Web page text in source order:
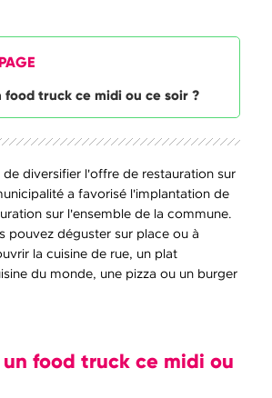
truck ce midi ou ce soir ?
de diversifier l'offre de restauration sur
a favorisé l'implantation de
sur l'ensemble de la commune.
pouvez déguster sur place ou à
la cuisine de rue, un plat
du monde, une pizza ou un burger
food truck ce midi ou